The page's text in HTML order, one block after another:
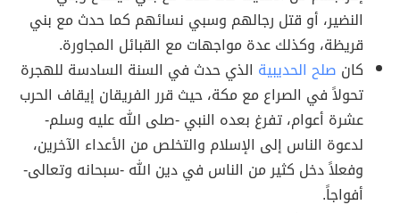
النضير، أو قتل رجالهم وسبي نسائهم كما حدث مع بني
قريظة، وكذلك عدة مواجهات مع القبائل المجاورة.
كان صلح الحديبية الذي حدث في السنة السادسة للهجرة
تحولاً في الصراع مع مكة، حيث قرر الفريقان إيقاف الحرب
عشرة أعوام، تفرغ بعده النبي -صلى الله عليه وسلم-
لدعوة الناس إلى الإسلام والتخلص من الأعداء الآخرين،
وفعلاً دخل كثير من الناس في دين الله -سبحانه وتعالى-
أفواجاً.